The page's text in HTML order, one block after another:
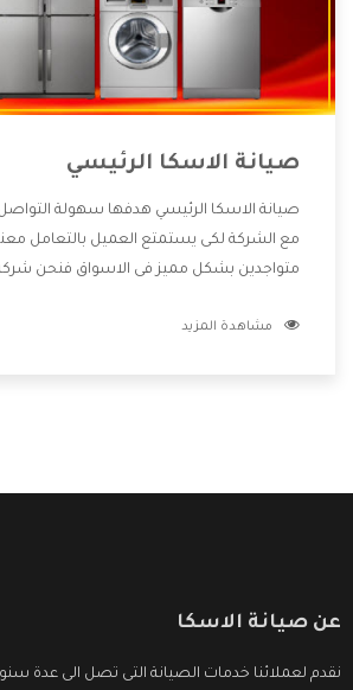
صيانة الاسكا الرئيسي
صيانة الاسكا الرئيسي هدفها سهولة
مع الشركة لكى يستمتع العميل بالتعامل
متواجدين بشكل مميز فى الاسواق فنحن
الشركة بها والتى تكون منها خدمة الصيانة
مشاهدة المزيد
عن صيانة الاسكا
نقدم لعملائنا خدمات الصيانة التى تصل الى عدة